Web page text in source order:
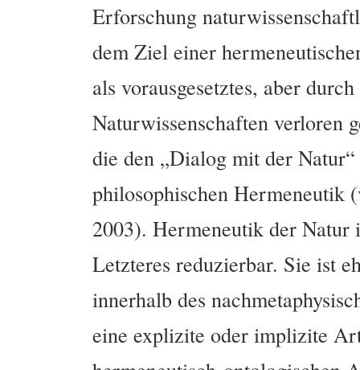
Erforschung
dem Ziel einer
als vorausgesetztes, aber
Naturwissenschaften verloren
die den „Dialog mit der
philosophischen Hermeneutik
2003). Hermeneutik der Natur
Letzteres reduzierbar. Sie ist
innerhalb des
eine explizite oder implizite